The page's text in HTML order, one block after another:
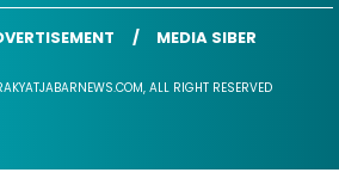
MEDIA SIBER
ALL RIGHT RESERVED